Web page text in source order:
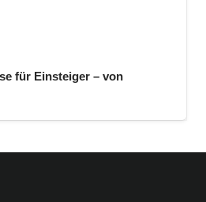
für Einsteiger – von